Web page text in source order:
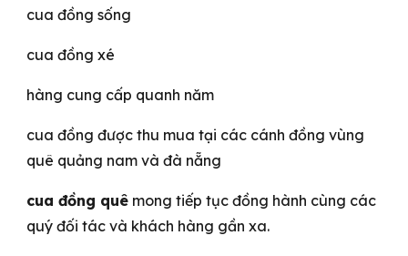
cua đồng sống
cua đồng xé
hàng cung cấp quanh năm
cua đồng được thu mua tại các cánh đồng vùng
quê quảng nam và đà nẵng
cua đồng quê mong tiếp tục đồng hành cùng các
quý đối tác và khách hàng gần xa.